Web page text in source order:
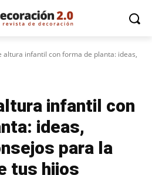
altura infantil con forma de planta: ideas,
infantil con
ideas,
para la
tus hijos